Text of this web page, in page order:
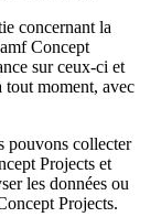
concernant la
Concept
sur ceux-ci et
tout moment, avec
pouvons collecter
Projects et
les données ou
Projects.